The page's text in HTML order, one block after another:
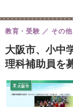
大阪市、小中
理科補助員を
教育・受験 その他